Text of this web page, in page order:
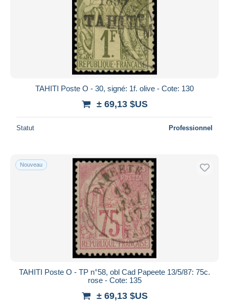
TAHITI Poste O - 30, signé: 1f. olive - Cote: 130
± 69,13 $US
Statut Professionnel
Nouveau
TAHITI Poste O - TP n°58, obl Cad Papeete 13/5/87: 75c.
rose - Cote: 135
± 69,13 $US